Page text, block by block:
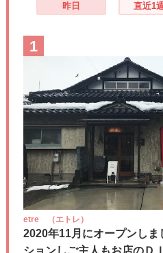
昨日 直近1
1
etre （エトレ）
2020年11月にオープンし